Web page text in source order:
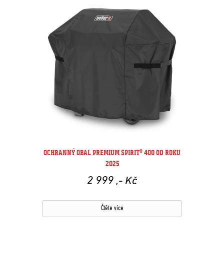
OCHRANNÝ OBAL PREMIUM SPIRIT® 400 OD ROKU
2025
2 999 ,- Kč
Čtěte více